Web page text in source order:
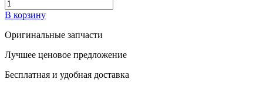
В корзину
Оригинальные запчасти
Лучшее ценовое предложение
Бесплатная и удобная доставка